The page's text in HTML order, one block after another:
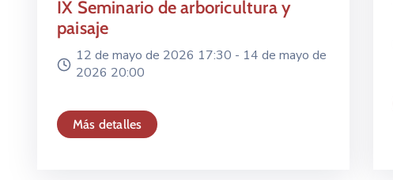
IX Seminario de arboricultura y
paisaje
12 de mayo de 2026 17:30 - 14 de mayo de
2026 20:00
Más detalles